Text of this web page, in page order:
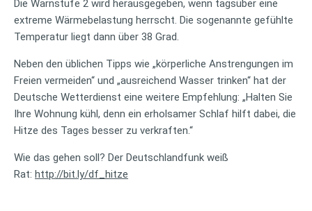
Die Warnstufe 2 wird herausgegeben, wenn tagsüber eine
extreme Wärmebelastung herrscht. Die sogenannte gefühlte
Temperatur liegt dann über 38 Grad.
Neben den üblichen Tipps wie „körperliche Anstrengungen im
Freien vermeiden“ und „ausreichend Wasser trinken“ hat der
Deutsche Wetterdienst eine weitere Empfehlung: „Halten Sie
Ihre Wohnung kühl, denn ein erholsamer Schlaf hilft dabei, die
Hitze des Tages besser zu verkraften.“
Wie das gehen soll? Der Deutschlandfunk weiß
Rat: http://bit.ly/df_hitze